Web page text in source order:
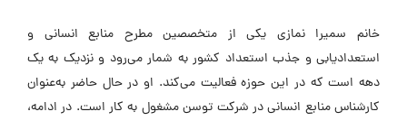
خانم سمیرا نمازی یکی از متخصصین مطرح منابع انسانی و
استعدادیابی و جذب استعداد کشور به شمار می‌رود و نزدیک به یک
دهه است که در این حوزه فعالیت می‌کند. او در حال حاضر به‌عنوان
کارشناس منابع انسانی در شرکت توسن مشغول به کار است. در ادامه،